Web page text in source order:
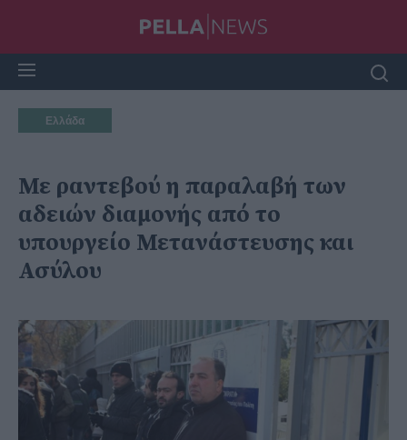
Ελλάδα
Με ραντεβού η παραλαβή των
αδειών διαμονής από το
υπουργείο Μετανάστευσης και
Ασύλου